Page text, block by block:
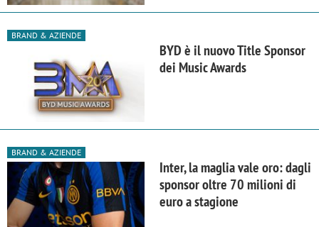
BRAND & AZIENDE
BYD è il nuovo Title Sponsor
dei Music Awards
BRAND & AZIENDE
Inter, la maglia vale oro: dagli
sponsor oltre 70 milioni di
euro a stagione